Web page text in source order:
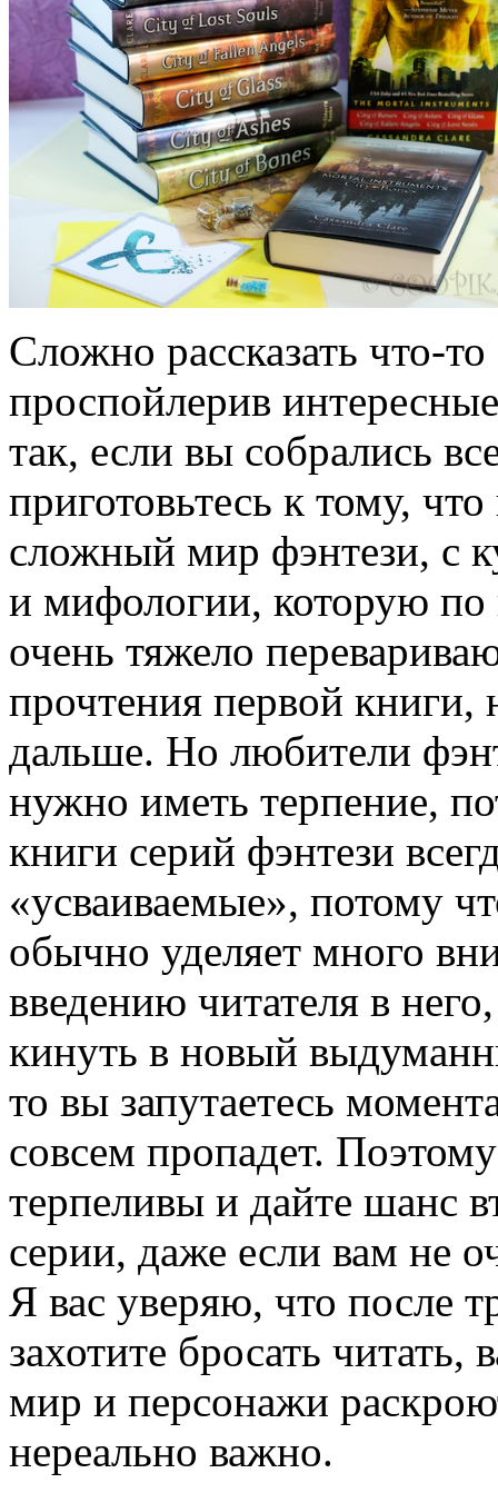
Сложно рассказать что-
проспойлерив
так, если вы собрались
приготовьтесь к тому,
сложный мир фэнтези, с
и мифологии, которую по
очень тяжело
прочтения первой книги,
дальше. Но любители
нужно иметь терпение,
книги серий фэнтези
«усваиваемые», потому
обычно уделяет много
введению читателя в
кинуть в новый
то вы запутаетесь
совсем пропадет.
терпеливы и дайте шанс
серии, даже если вам не
Я вас уверяю, что после
захотите бросать читать,
мир и персонажи
нереально важно.